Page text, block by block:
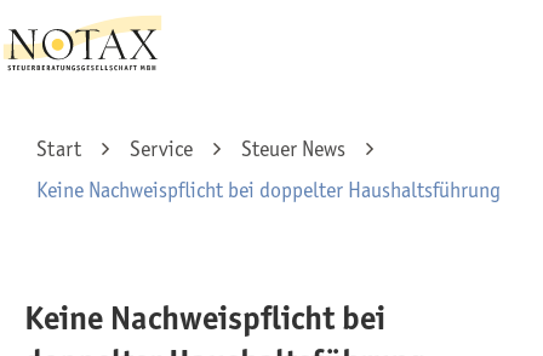
Start Service
Steuer News
Keine Nachweispflicht bei doppelter Haushaltsführung
Keine Nachweispflicht bei